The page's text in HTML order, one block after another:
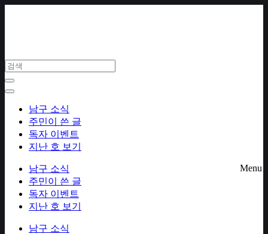
남구 소식
주민이 쓴 글
독자 이벤트
지난 호 보기
Menu
남구 소식
주민이 쓴 글
독자 이벤트
지난 호 보기
남구 소식